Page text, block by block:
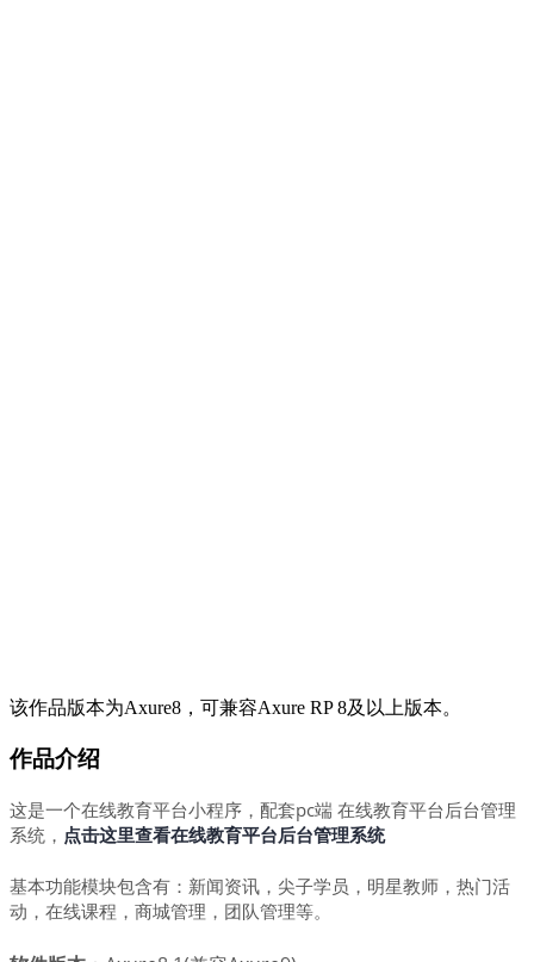
该作品版本为Axure8，可兼容Axure RP 8及以上版本。
作品介绍
这是一个在线教育平台小程序，配套pc端 在线教育平台后台管理
系统， 点击这里查看在线教育平台后台管理系统
基本功能模块包含有：新闻资讯，尖子学员，明星教师，热门活
动，在线课程，商城管理，团队管理等。